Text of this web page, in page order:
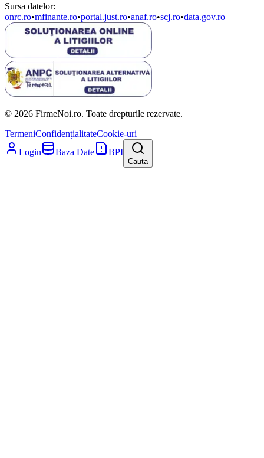
Sursa datelor:
onrc.ro•mfinante.ro•portal.just.ro•anaf.ro•scj.ro•data.gov.ro
© 2026 FirmeNoi.ro. Toate drepturile rezervate.
TermeniConfidențialitateCookie-uri
Login
Baza Date BPI
Cauta